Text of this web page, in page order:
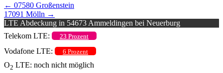
← 07580 Großenstein
17091 Mölln →
LTE Abdeckung in 54673 Ammeldingen bei Neuerburg
Telekom LTE:
23 Prozent
Vodafone LTE: 6 Prozent
O2 LTE: noch nicht möglich